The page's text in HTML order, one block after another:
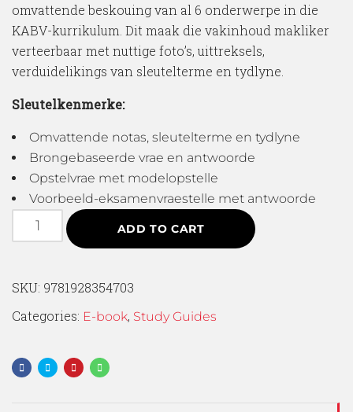
omvattende beskouing van al 6 onderwerpe in die
KABV-kurrikulum. Dit maak die vakinhoud makliker
verteerbaar met nuttige foto’s, uittreksels,
verduidelikings van sleutelterme en tydlyne.
Sleutelkenmerke:
Omvattende notas, sleutelterme en tydlyne
Brongebaseerde vrae en antwoorde
Opstelvrae met modelopstelle
Voorbeeld-eksamenvraestelle met antwoorde
ADD TO CART
SKU: 9781928354703
Categories: E-book, Study Guides